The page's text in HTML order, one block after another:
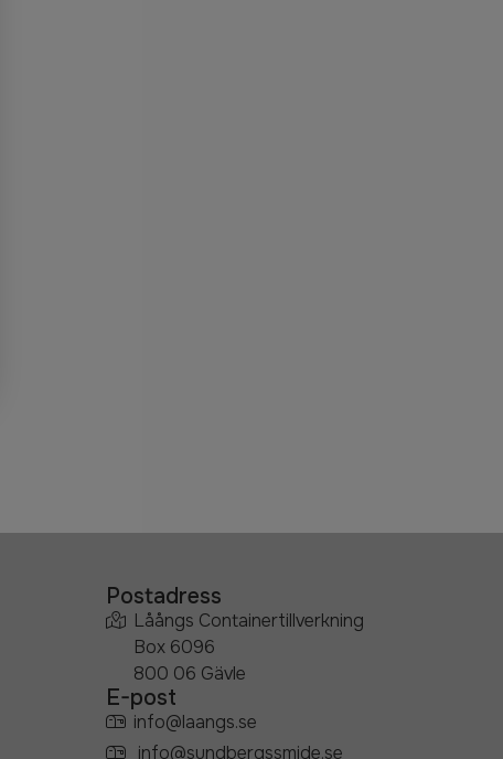
Postadress
Låångs Containertillverkning
Box 6096
800 06 Gävle
E-post
info@laangs.se
info@sundbergssmide.se